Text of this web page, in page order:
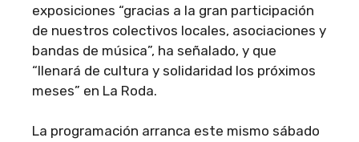
exposiciones “gracias a la gran participación
de nuestros colectivos locales, asociaciones y
bandas de música”, ha señalado, y que
“llenará de cultura y solidaridad los próximos
meses” en La Roda.
La programación arranca este mismo sábado